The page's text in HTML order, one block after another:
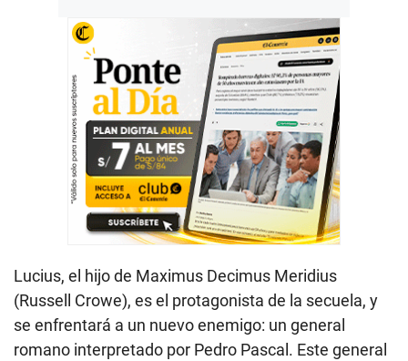
Lucius, el hijo de Maximus Decimus Meridius
(Russell Crowe), es el protagonista de la secuela, y
se enfrentará a un nuevo enemigo: un general
romano interpretado por Pedro Pascal. Este general